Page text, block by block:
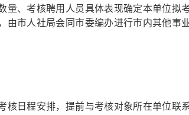
量、考核聘用人员具体表现确定本单位拟
由市人社局会同市委编办进行市内其他事
核日程安排，提前与考核对象所在单位联